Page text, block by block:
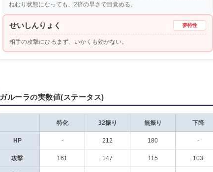
ねむり状態になっても、2倍の早さで目覚める。
せいしんりょく 夢特性
相手の攻撃にひるまず、いかくも効かない。
ガルーラの実数値(ステータス)
特化 32振り 無振り 下降
HP - 212 180 -
攻撃 161 147 115 103